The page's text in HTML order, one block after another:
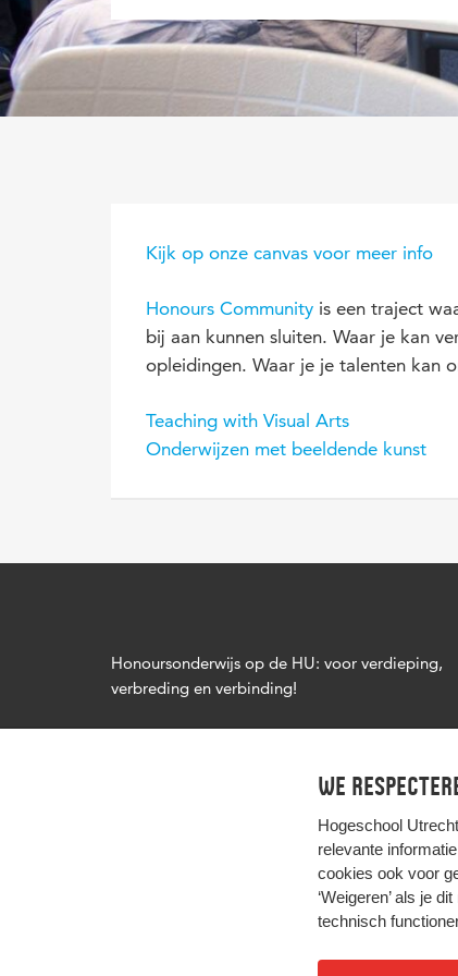
We
Hogeschool
relevante
cookies ook voor
‘Weigeren’ als je
technisch
Kijk op onze canvas voor meer info
Honours Community is een traject
bij aan kunnen sluiten. Waar je kan
opleidingen. Waar je je talenten kan
Teaching with Visual Arts
Onderwijzen met beeldende kunst
Honoursonderwijs op de HU: voor verdieping,
verbreding en verbinding!